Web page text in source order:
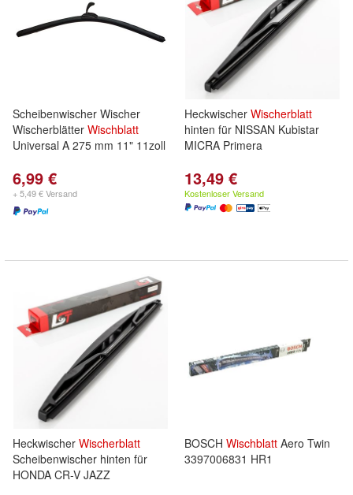
Scheibenwischer Wischer
Wischerblätter Wischblatt
Universal A 275 mm 11" 11zoll
6,99 €
+ 5,49 € Versand
Heckwischer Wischerblatt
hinten für NISSAN Kubistar
MICRA Primera
13,49 €
Kostenloser Versand
Heckwischer Wischerblatt
Scheibenwischer hinten für
HONDA CR-V JAZZ
BOSCH Wischblatt Aero Twin
3397006831 HR1